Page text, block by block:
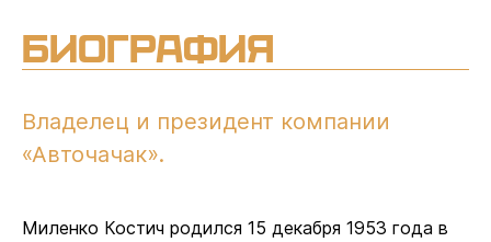
Биография
Владелец и президент компании
«Авточачак».
Миленко Костич родился 15 декабря 1953 года в